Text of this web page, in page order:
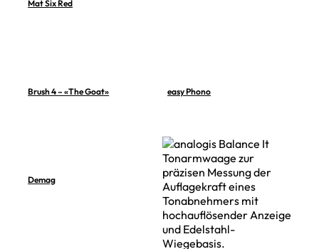
Mat Six Red
Brush 4 – «The Goat» easy Phono
Demag